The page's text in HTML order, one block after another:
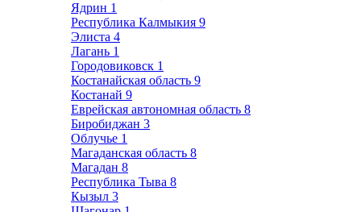
Ядрин 1
Республика Калмыкия 9
Элиста 4
Лагань 1
Городовиковск 1
Костанайская область 9
Костанай 9
Еврейская автономная область 8
Биробиджан 3
Облучье 1
Магаданская область 8
Магадан 8
Республика Тыва 8
Кызыл 3